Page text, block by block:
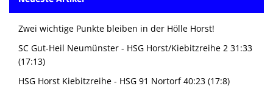
Zwei wichtige Punkte bleiben in der Hölle Horst!
SC Gut-Heil Neumünster - HSG Horst/Kiebitzreihe 2 31:33
(17:13)
HSG Horst Kiebitzreihe - HSG 91 Nortorf 40:23 (17:8)